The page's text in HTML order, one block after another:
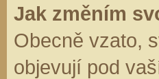
Jak změním
Obecně vzato,
objevují pod